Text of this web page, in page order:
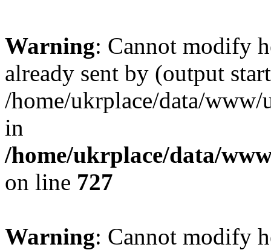
Warning: Cannot modify
already sent by (output
/home/ukrplace/data/
in
/home/ukrplace/data/
on line 727
Warning: Cannot modify